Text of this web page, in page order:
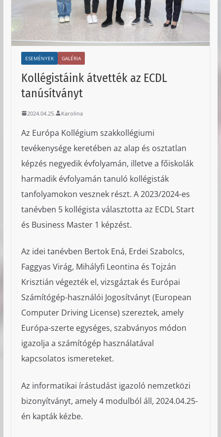
ESEMÉNYEK GALÉRIA
Kollégistáink átvették az ECDL
tanúsítványt
2024.04.25. Karolina
Az Európa Kollégium szakkollégiumi
tevékenysége keretében az alap és osztatlan
képzés negyedik évfolyamán, illetve a főiskolák
harmadik évfolyamán tanuló kollégisták
tanfolyamokon vesznek részt. A 2023/2024-es
tanévben 5 kollégista választotta az ECDL Start
és Business Master 1 képzést.
Az idei tanévben Bertok Ená, Erdei Szabolcs,
Faggyas Virág, Mihályfi Leontina és Tojzán
Krisztián végezték el, vizsgáztak és Európai
Számítógép-használói Jogosítványt (European
Computer Driving License) szereztek, amely
Európa-szerte egységes, szabványos módon
igazolja a számítógép használatával
kapcsolatos ismereteket.
Az informatikai írástudást igazoló nemzetközi
bizonyítványt, amely 4 modulból áll, 2024.04.25-
én kapták kézbe.